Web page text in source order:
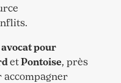
avocat pour
etPontoise, près